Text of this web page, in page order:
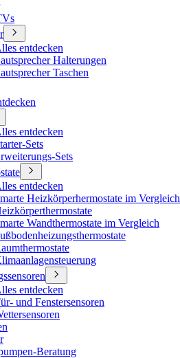
entdecken
Halterungen
Taschen
entdecken
Sets
Sets
entdecken
Heizkörperhermostate im Vergleich
Wandthermostate im Vergleich
entdecken
und Fenstersensoren
Beratung